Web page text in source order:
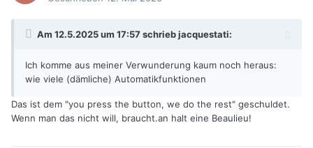
Am 12.5.2025 um 17:57 schriebjacquestati:
Ich komme aus meiner Verwunderung kaum noch heraus:
wie viele (dämliche) Automatikfunktionen
Das ist dem "you press the button, we do the rest" geschuldet.
Wenn man das nicht will, braucht.an halt eine Beaulieu!